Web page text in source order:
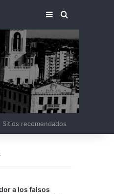
BARRA LATERAL
BUSCAR
Sitios recomendados
a los falsos